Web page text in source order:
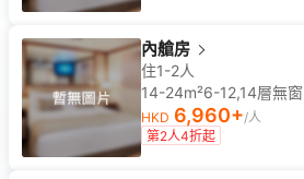
內艙房
住1-2人
14-24m²6-12,14層無窗
HKD 6,960+/人
第2人4折起